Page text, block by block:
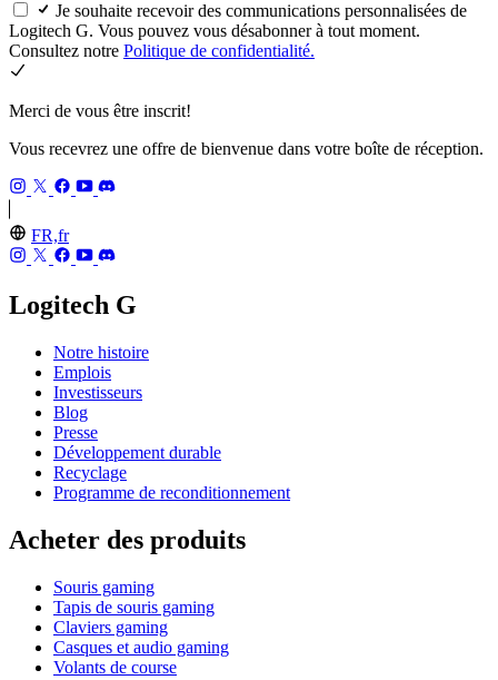
Je souhaite recevoir des communications personnalisées de
Logitech G. Vous pouvez vous désabonner à tout moment.
Consultez notre Politique de confidentialité.
Merci de vous être inscrit!
Vous recevrez une offre de bienvenue dans votre boîte de réception.
FR,fr
Logitech G
Notre histoire
Emplois
Investisseurs
Blog
Presse
Développement durable
Recyclage
Programme de reconditionnement
Acheter des produits
Souris gaming
Tapis de souris gaming
Claviers gaming
Casques et audio gaming
Volants de course